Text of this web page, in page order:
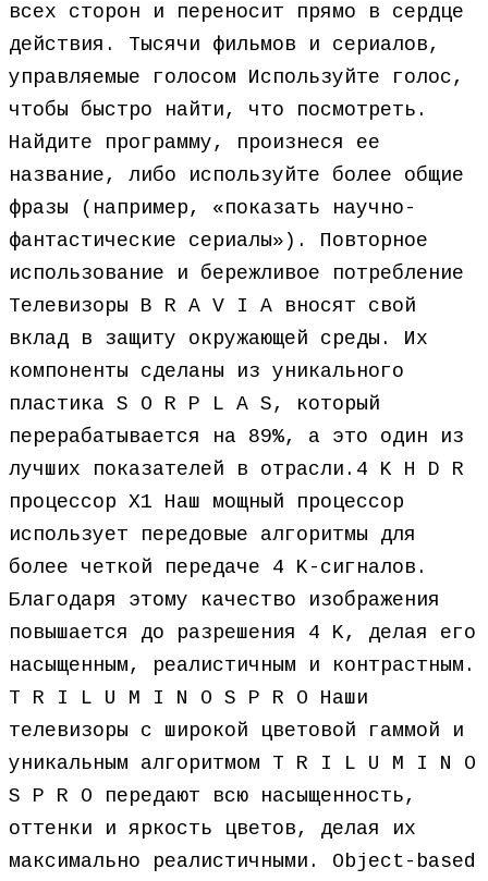
всех сторон и переносит прямо в сердце
действия. Тысячи фильмов и сериалов,
управляемые голосом Используйте голос,
чтобы быстро найти, что посмотреть.
Найдите программу, произнеся ее
название, либо используйте более общие
фразы (например, «показать научно-
фантастические сериалы»). Повторное
использование и бережливое потребление
Телевизоры B R A V I A вносят свой
вклад в защиту окружающей среды. Их
компоненты сделаны из уникального
пластика S O R P L A S, который
перерабатывается на 89%, а это один из
лучших показателей в отрасли.4 K H D R
процессор X1 Наш мощный процессор
использует передовые алгоритмы для
более четкой передаче 4 K-сигналов.
Благодаря этому качество изображения
повышается до разрешения 4 K, делая его
насыщенным, реалистичным и контрастным.
T R I L U M I N O S P R O Наши
телевизоры с широкой цветовой гаммой и
уникальным алгоритмом T R I L U M I N O
S P R O передают всю насыщенность,
оттенки и яркость цветов, делая их
максимально реалистичными. Object-based